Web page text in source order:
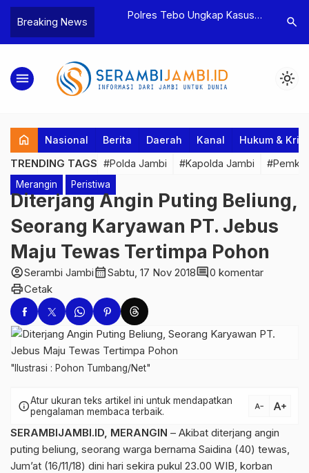
Breaking News
BPD, Polres
Tersangka
Polres Tebo Ungkap Kasus
Dua Pelaku Pengeroyokan di Sumay
Terkait
Kakanwil
search
menu light_mode
home Nasional Berita Daerah Kanal Hukum &
TRENDING TAGS #Polda Jambi #Kapolda Jambi
Merangin Peristiwa
Diterjang Angin Puting Beliung,
Seorang Karyawan PT. Jebus
Maju Tewas Tertimpa Pohon
account_circleSerambi Jambicalendar_monthSabtu, 17 Nov 2018comment0 komentar
printCetak
"Ilustrasi : Pohon Tumbang/Net"
infoAtur ukuran teks artikel ini untuk mendapatkan
pengalaman membaca terbaik.
text_decrease text_increase
SERAMBIJAMBI.ID, MERANGIN – Akibat diterjang angin
puting beliung, seorang warga bernama Saidina (40) tewas,
Jum’at (16/11/18) dini hari sekira pukul 23.00 WIB, korban